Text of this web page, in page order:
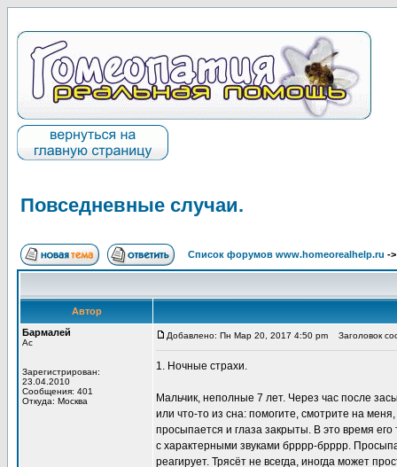
Повседневные случаи.
Список форумов www.homeorealhelp.ru -
Автор
Бармалей
Ас
Зарегистрирован:
23.04.2010
Сообщения: 401
Откуда: Москва
Добавлено: Пн Мар 20, 2017 4:50 pm Заголовок
1. Ночные страхи.
Мальчик, неполные 7 лет. Через час после
или что-то из сна: помогите, смотрите на
просыпается и глаза закрыты. В это время
с характерными звуками брррр-брррр.
реагирует. Трясёт не всегда, иногда может